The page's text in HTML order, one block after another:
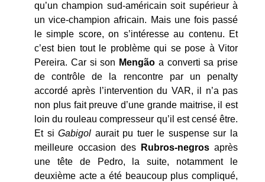
qu’un champion sud-américain soit supérieur à
un vice-champion africain. Mais une fois passé
le simple score, on s’intéresse au contenu. Et
c’est bien tout le problème qui se pose à Vitor
Pereira. Car si son Mengão a converti sa prise
de contrôle de la rencontre par un penalty
accordé après l’intervention du VAR, il n’a pas
non plus fait preuve d’une grande maitrise, il est
loin du rouleau compresseur qu’il est censé être.
Et siGabigol aurait pu tuer le suspense sur la
meilleure occasion des Rubros-negros après
une tête de Pedro, la suite, notamment le
deuxième acte a été beaucoup plus compliqué,